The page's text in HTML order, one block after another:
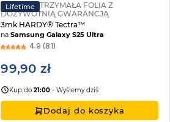
Lifetime
SUPERWYTRZYMAŁA FOLIA Z
DOŻYWOTNIĄ GWARANCJĄ
3mk HARDY® Tectra™
naSamsung Galaxy S25 Ultra
4.9 (81)
99,90 zł
Kup do21:00 - Wyślemy dziś
Dodaj do koszyka